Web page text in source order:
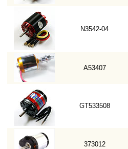
N3542-04
A53407
GT533508
373012